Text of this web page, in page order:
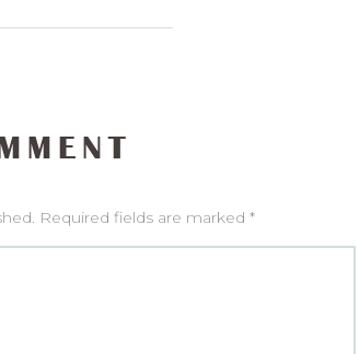
Required fields are marked *